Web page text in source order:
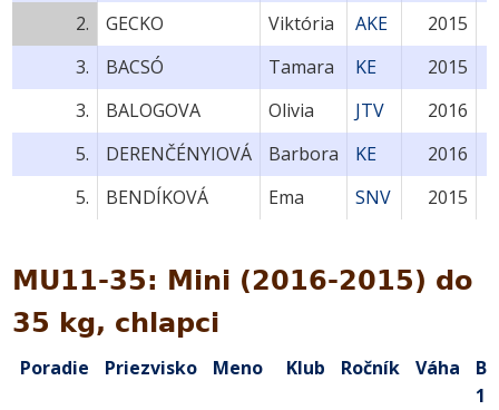
2.
GECKO Viktória AKE 2015
3.
BACSÓ Tamara KE 2015
3.
BALOGOVA Olivia JTV 2016
5.
DERENČÉNYIOVÁ Barbora KE 2016
5.
BENDÍKOVÁ Ema SNV 2015
MU11-35: Mini (2016-2015) do
35 kg, chlapci
Poradie Priezvisko Meno Klub Ročník Váha
1.